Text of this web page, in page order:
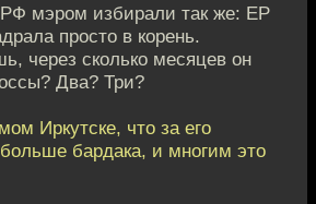
мэром избирали так же: ЕР
просто в корень.
через сколько месяцев он
Два? Три?
Иркутске, что за его
бардака, и многим это